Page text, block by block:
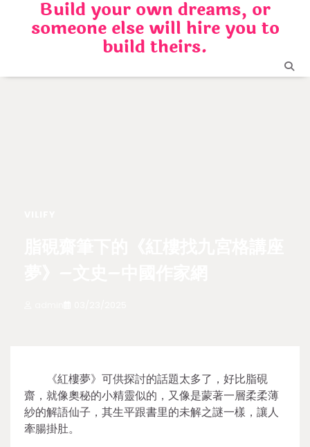
Build your own dreams, or
someone else will hire you to
build theirs.
《紅樓夢》可供探討的話題太多了，好比脂硯
齋，就像奧秘的小精靈似的，又像是蒙著一層柔柔薄
紗的解語仙子，其生平跟書里的未解之謎一樣，讓人
牽腸掛肚。